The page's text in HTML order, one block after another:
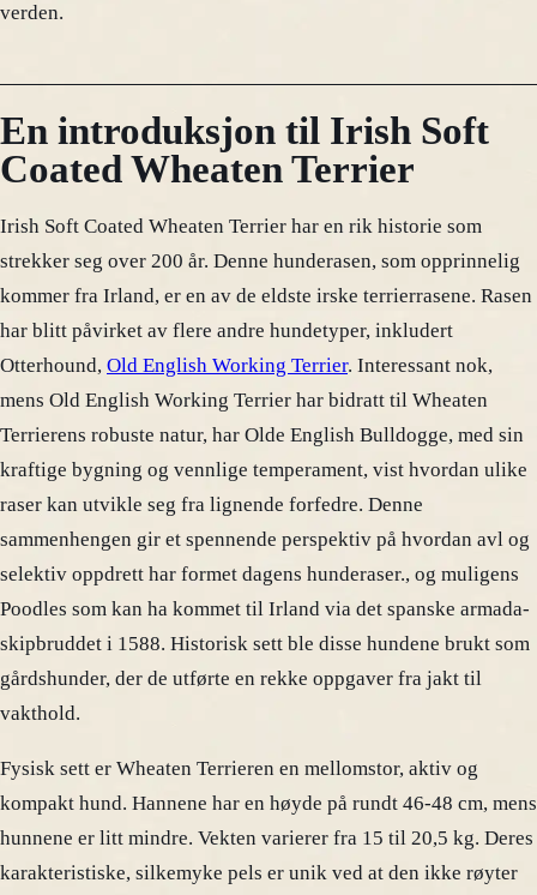
verden.
En introduksjon til Irish Soft
Coated Wheaten Terrier
Irish Soft Coated Wheaten Terrier har en rik historie som
strekker seg over 200 år. Denne hunderasen, som opprinnelig
kommer fra Irland, er en av de eldste irske terrierrasene. Rasen
har blitt påvirket av flere andre hundetyper, inkludert
Otterhound, Old English Working Terrier. Interessant nok,
mens Old English Working Terrier har bidratt til Wheaten
Terrierens robuste natur, har Olde English Bulldogge, med sin
kraftige bygning og vennlige temperament, vist hvordan ulike
raser kan utvikle seg fra lignende forfedre. Denne
sammenhengen gir et spennende perspektiv på hvordan avl og
selektiv oppdrett har formet dagens hunderaser., og muligens
Poodles som kan ha kommet til Irland via det spanske armada-
skipbruddet i 1588. Historisk sett ble disse hundene brukt som
gårdshunder, der de utførte en rekke oppgaver fra jakt til
vakthold.
Fysisk sett er Wheaten Terrieren en mellomstor, aktiv og
kompakt hund. Hannene har en høyde på rundt 46-48 cm, mens
hunnene er litt mindre. Vekten varierer fra 15 til 20,5 kg. Deres
karakteristiske, silkemyke pels er unik ved at den ikke røyter